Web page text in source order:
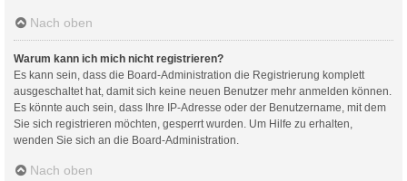
Nach oben
Warum kann ich mich nicht registrieren?
Es kann sein, dass die Board-Administration die Registrierung komplett
ausgeschaltet hat, damit sich keine neuen Benutzer mehr anmelden können.
Es könnte auch sein, dass Ihre IP-Adresse oder der Benutzername, mit dem
Sie sich registrieren möchten, gesperrt wurden. Um Hilfe zu erhalten,
wenden Sie sich an die Board-Administration.
Nach oben